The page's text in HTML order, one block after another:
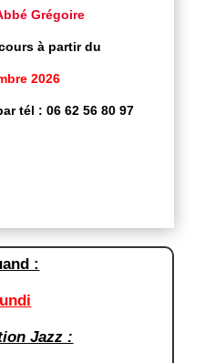
Grégoire
à partir du
2026
tél : 06 62 56 80 97
:
Jazz :